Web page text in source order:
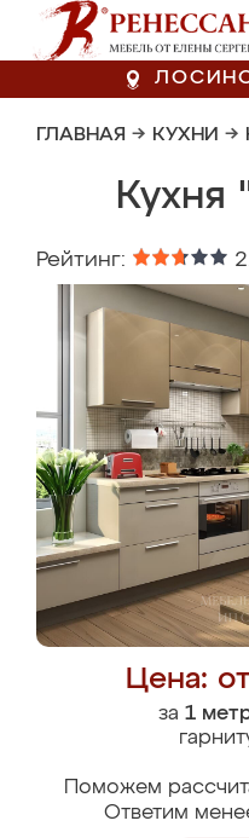
ГЛАВНАЯ → КУХНИ →
Кухня
Рейтинг:
Цена:
за 1
Поможем
Ответим